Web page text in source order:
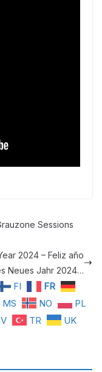
Sessions
2024 – Feliz año
Neues Jahr 2024…
FI
FR
MS NO
PL
TR UK